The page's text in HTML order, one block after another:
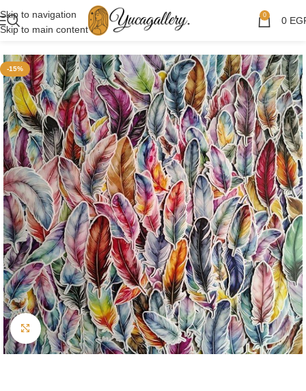
Skip to navigation
Skip to main content
0 0
-15%
Click to enlarge